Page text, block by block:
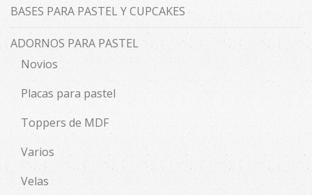
BASES PARA PASTEL Y CUPCAKES
ADORNOS PARA PASTEL
Novios
Placas para pastel
Toppers de MDF
Varios
Velas